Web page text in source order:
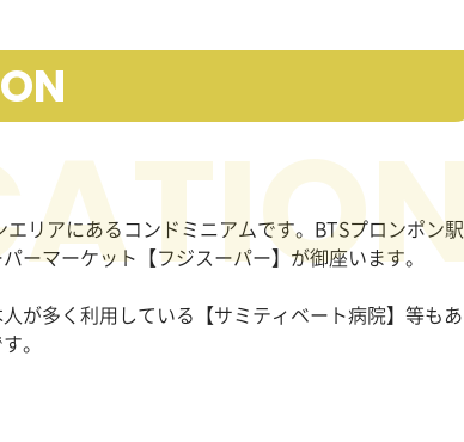
リアにあるコンドミニアムです。BTSプロンポン駅
ーマーケット【フジスーパー】が御座います。
が多く利用している【サミティベート病院】等もあ
。